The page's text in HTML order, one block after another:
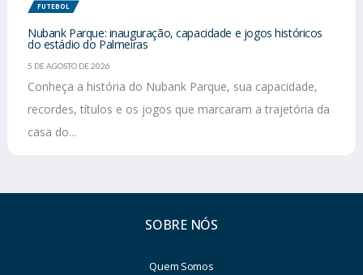
FUTEBOL
Nubank Parque: inauguração, capacidade e jogos históricos
do estádio do Palmeiras
5 DE AGOSTO DE 2026
Conheça a história do Nubank Parque, sua capacidade,
recordes, títulos e os jogos que marcaram a trajetória da
casa do...
SOBRE NÓS
Quem Somos